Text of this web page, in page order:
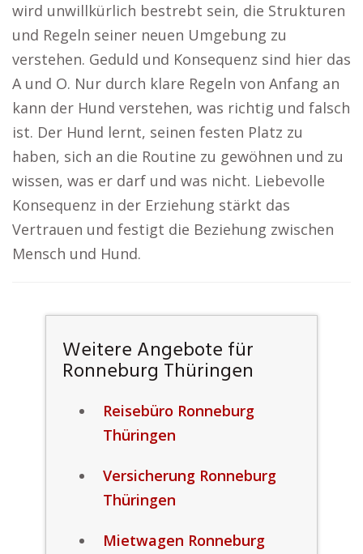
wird unwillkürlich bestrebt sein, die Strukturen
und Regeln seiner neuen Umgebung zu
verstehen. Geduld und Konsequenz sind hier das
A und O. Nur durch klare Regeln von Anfang an
kann der Hund verstehen, was richtig und falsch
ist. Der Hund lernt, seinen festen Platz zu
haben, sich an die Routine zu gewöhnen und zu
wissen, was er darf und was nicht. Liebevolle
Konsequenz in der Erziehung stärkt das
Vertrauen und festigt die Beziehung zwischen
Mensch und Hund.
Weitere Angebote für
Ronneburg Thüringen
Reisebüro Ronneburg
Thüringen
Versicherung Ronneburg
Thüringen
Mietwagen Ronneburg